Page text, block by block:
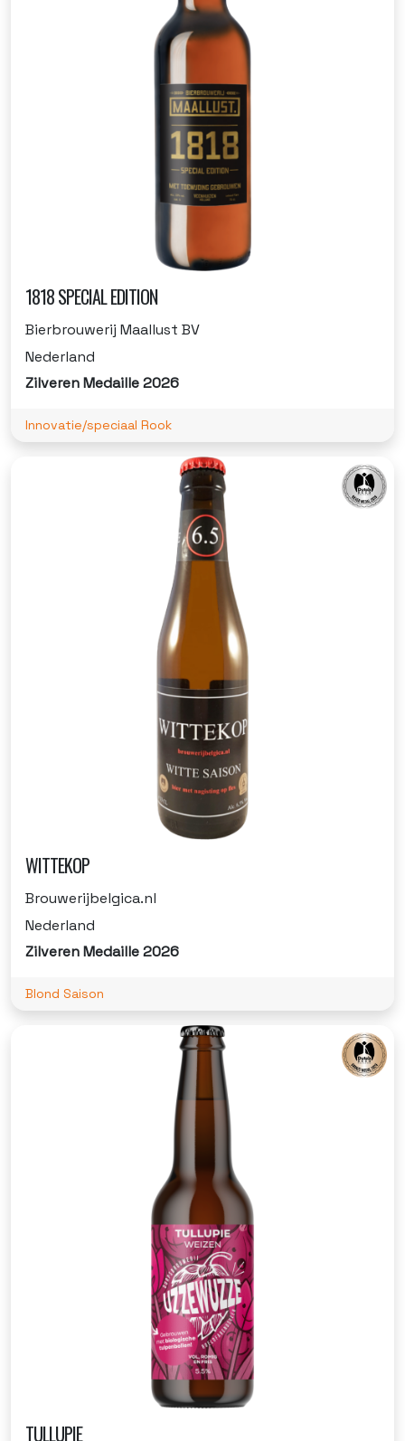
1818 SPECIAL EDITION
Bierbrouwerij Maallust BV
Nederland
Zilveren Medaille 2026
Innovatie/speciaal Rook
WITTEKOP
Brouwerijbelgica.nl
Nederland
Zilveren Medaille 2026
Blond Saison
TULLUPIE